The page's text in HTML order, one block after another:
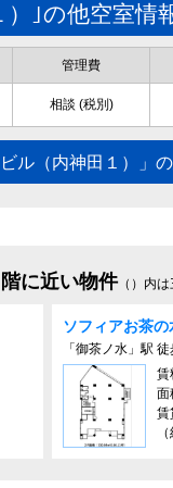
）｣の他空室情
管理費
相談 (税別)
ビル（内神田１）」
に近い物件（）内は
ソフィアお茶の
「御茶ノ水」駅
賃
面
賃